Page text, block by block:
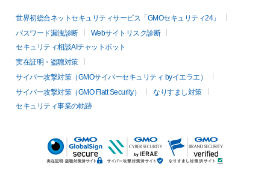
世界初総合ネットセキュリティサービス「GMOセキュリティ24」
パスワード漏洩診断
Webサイトリスク診断
セキュリティ相談AIチャットボット
実在証明・盗聴対策
サイバー攻撃対策（GMOサイバーセキュリティ byイエラエ）
サイバー攻撃対策（GMO Flatt Security）
なりすまし対策
セキュリティ事業の軌跡